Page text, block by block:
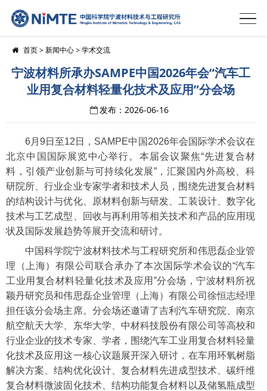
首页>新闻中心>学术交流
宁波材料所承办SAMPE中国2026年会“汽车工
业用复合材料轻量化技术及应用”分会场
发布：2026-06-16
6月9日至12日，SAMPE中国2026年会国际学术会议在
北京中国国际展览中心举行。本届会议聚焦“先进复合材
料，引领产业创新与可持续化发展”，汇聚国内外高校、科
研院所、行业企业专家学者和技术人员，围绕先进复合材料
的结构设计与优化、原材料创新与研发、工装设计、数字化
技术与工艺成型、回收与再利用等相关技术和产品的应用现
状及国际发展趋势等展开交流和研讨。
中国科学院宁波材料技术与工程研究所和伟思磊企业管
理（上海）有限公司联合承办了本次国际学术会议的“汽车
工业用复合材料轻量化技术及应用”分会场，宁波材料所祝
颖丹研究员和伟思磊企业管理（上海）有限公司徐恒志经理
担任该分会场主席。分会场还邀请了吉利汽车研究院、南京
航空航天大学、东华大学、中材科技股份有限公司等高校和
行业企业的技术专家、学者，围绕汽车工业用复合材料轻量
化技术及应用这一核心议题展开深入研讨，在车用环氧树脂
解决方案、结构优化设计、复合材料先进成型技术、碳纤维
复合材料微波固化技术、结构功能复合材料以及储氢瓶成型